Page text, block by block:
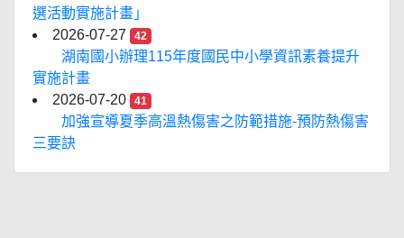
選活動實施計畫」
2026-07-27
42
湖南國小辦理115年度國民中小學資訊素養提升
實施計畫
2026-07-20
41
加強宣導夏季高溫熱傷害之防範措施-預防熱傷害
三要訣